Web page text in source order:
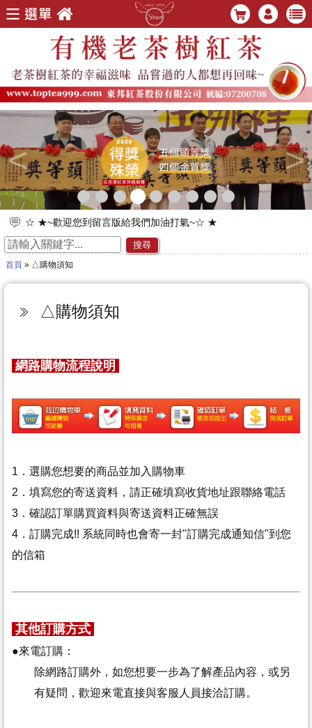
< >
☆ ★~歡迎您到留言版給我們加油打氣~☆ ★
☆ ★~歡迎光臨本站~☆ ★
搜尋
首頁» △購物須知
△購物須知
網路購物流程說明
1．選購您想要的商品並加入購物車
2．填寫您的寄送資料， 請正確填寫收貨地址跟聯絡電話
3．確認訂單購買資料與寄送資料正確無誤
4．訂購完成!! 系統同時也會寄一封"訂購完成通知信"到您
的信箱
其他訂購方式
●來電訂購：
除網路訂購外，如您想要一步為了解產品內容，或另
有疑問，歡迎來電直接與客服人員接洽訂購。